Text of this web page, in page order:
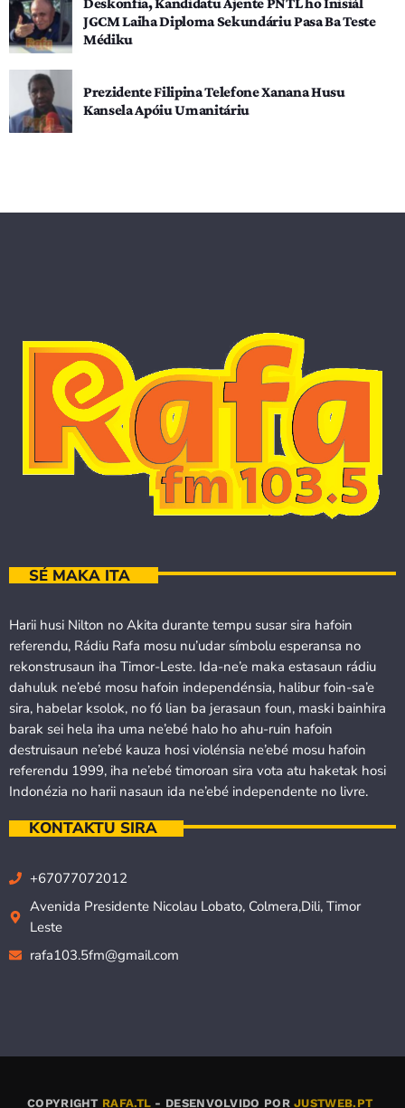
JGCM Laiha Diploma Sekundáriu Pasa Ba Teste
Médiku
Prezidente Filipina Telefone Xanana Husu
Kansela Apóiu Umanitáriu
SÉ MAKA ITA
Harii husi Nilton no Akita durante tempu susar sira hafoin
referendu, Rádiu Rafa mosu nu’udar símbolu esperansa no
rekonstrusaun iha Timor-Leste. Ida-ne’e maka estasaun rádiu
dahuluk ne’ebé mosu hafoin independénsia, halibur foin-sa’e
sira, habelar ksolok, no fó lian ba jerasaun foun, maski bainhira
barak sei hela iha uma ne’ebé halo ho ahu-ruin hafoin
destruisaun ne’ebé kauza hosi violénsia ne’ebé mosu hafoin
referendu 1999, iha ne’ebé timoroan sira vota atu haketak hosi
Indonézia no harii nasaun ida ne’ebé independente no livre.
KONTAKTU SIRA
+67077072012
Avenida Presidente Nicolau Lobato, Colmera,Dili, Timor
Leste
rafa103.5fm@gmail.com
COPYRIGHT RAFA.TL - DESENVOLVIDO PORJUSTWEB.PT